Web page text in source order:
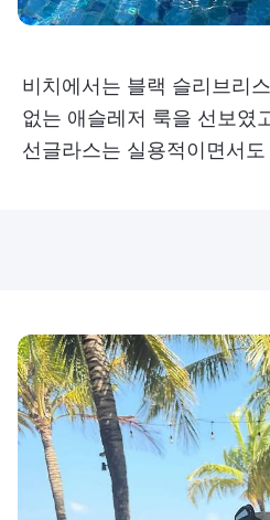
비치에서는 블랙 슬리브리
없는 애슬레저 룩을 선보였
선글라스는 실용적이면서